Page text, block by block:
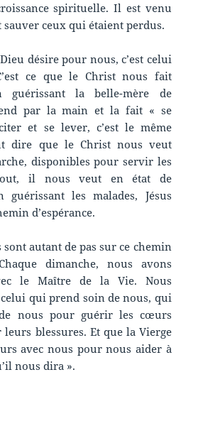
spirituelle. Il est venu
ceux qui étaient perdus.
désire pour nous, c’est celui
ce que le Christ nous fait
guérissant la belle-mère de
par la main et la fait « se
et se lever, c’est le même
dire que le Christ nous veut
disponibles pour servir les
il nous veut en état de
guérissant les malades, Jésus
d’espérance.
sont autant de pas sur ce chemin
dimanche, nous avons
le Maître de la Vie. Nous
qui prend soin de nous, qui
nous pour guérir les cœurs
leurs blessures. Et que la Vierge
avec nous pour nous aider à
nous dira ».